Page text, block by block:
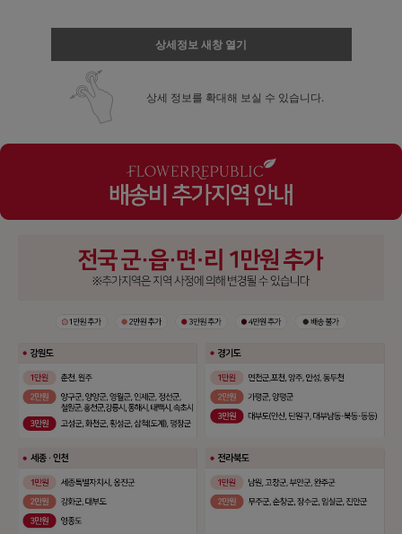
상세정보 새창 열기
상세 정보를 확대해 보실 수 있습니다.